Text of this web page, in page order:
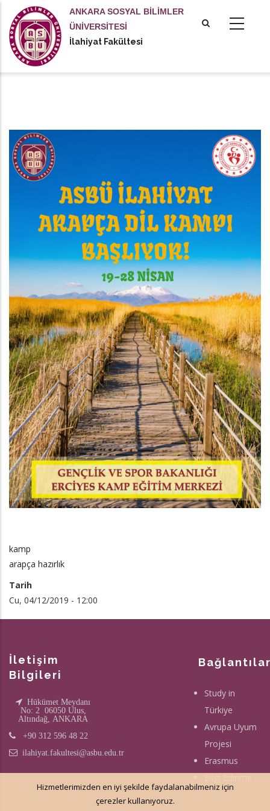
içeriğe
atla
ANKARA SOSYAL BİLİMLER
ÜNİVERSİTESİ
İlahiyat Fakültesi
kamp
arapça hazırlık
Tarih
Cu, 04/12/2019 - 12:00
İletişim
Bilgileri
Hükümet Meydanı
No: 2 06050 Ulus,
Altındağ, ANKARA
+90 312 596 48 22
ilahiyat.fakultesi@asbu.edu.tr
Study in
Türkiye
Avrupa Uyum
Projesi
Erasmus
Hizmetlerimizden en iyi şekilde faydalanabilmeniz için
çerezler kullanıyoruz.